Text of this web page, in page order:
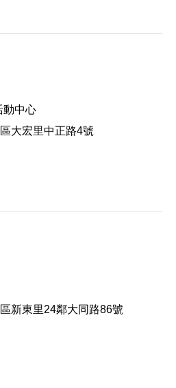
動中心
大宏里中正路4號
新東里24鄰大同路86號